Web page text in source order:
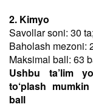
2. Kimyo
Savollar soni: 30 ta;
Baholash mezoni:
Maksimal ball: 63
Ushbu ta’lim
to‘plash
ball